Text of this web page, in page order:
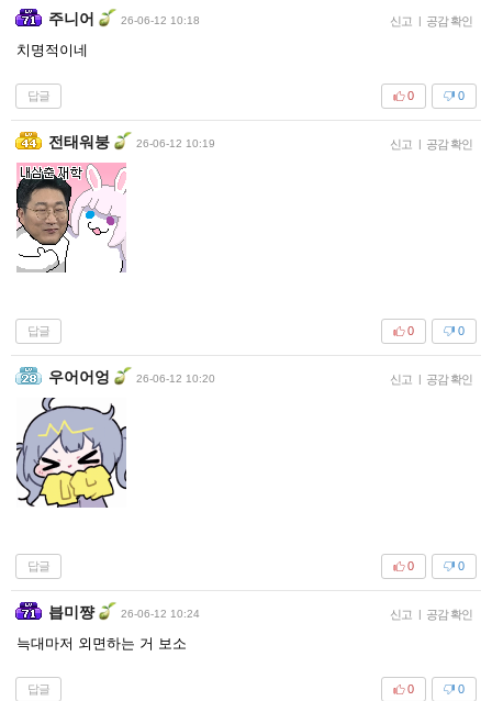
주니어 26-06-12 10:18 신고 | 공감 확인
치명적이네
답글 0
0
전태워붕 26-06-12 10:19 신고 | 공감 확인
답글 0
0
우어어엉 26-06-12 10:20 신고 | 공감 확인
답글 0
0
븝미쨩 26-06-12 10:24 신고 | 공감 확인
늑대마저 외면하는 거 보소
답글 0
0